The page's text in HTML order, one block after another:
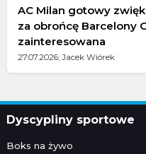
AC Milan gotowy
za obrońcę Barcelony
zainteresowana
27.07.2026; Jacek Wiórek
Dyscypliny sportowe
Boks na żywo